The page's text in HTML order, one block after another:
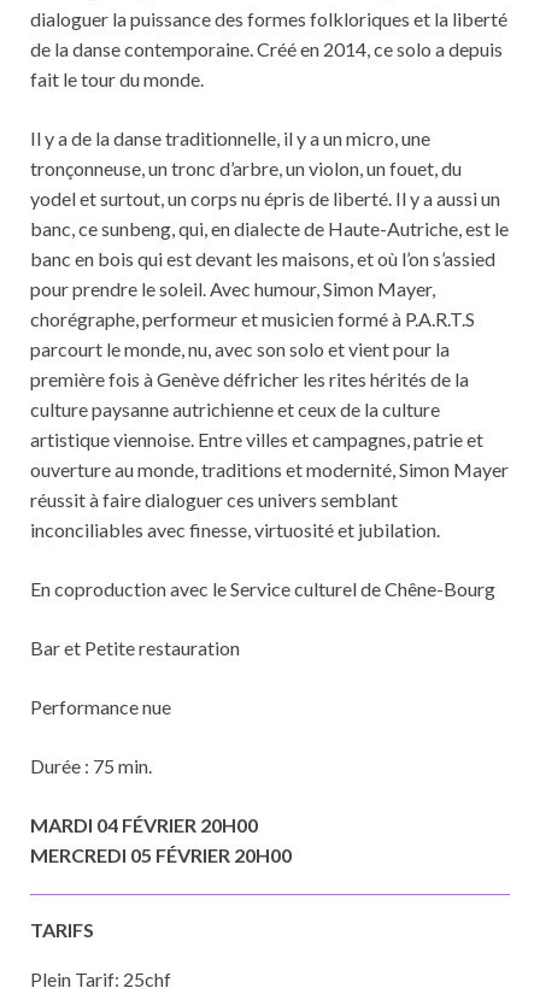
dialoguer la puissance des formes folkloriques et la liberté
de la danse contemporaine. Créé en 2014, ce solo a depuis
fait le tour du monde.
Il y a de la danse traditionnelle, il y a un micro, une
tronçonneuse, un tronc d’arbre, un violon, un fouet, du
yodel et surtout, un corps nu épris de liberté. Il y a aussi un
banc, ce sunbeng, qui, en dialecte de Haute-Autriche, est le
banc en bois qui est devant les maisons, et où l’on s’assied
pour prendre le soleil. Avec humour, Simon Mayer,
chorégraphe, performeur et musicien formé à P.A.R.T.S
parcourt le monde, nu, avec son solo et vient pour la
première fois à Genève défricher les rites hérités de la
culture paysanne autrichienne et ceux de la culture
artistique viennoise. Entre villes et campagnes, patrie et
ouverture au monde, traditions et modernité, Simon Mayer
réussit à faire dialoguer ces univers semblant
inconciliables avec finesse, virtuosité et jubilation.
En coproduction avec le Service culturel de Chêne-Bourg
Bar et Petite restauration
Performance nue
Durée : 75 min.
MARDI 04 FÉVRIER 20H00
MERCREDI 05 FÉVRIER 20H00
TARIFS
Plein Tarif: 25chf